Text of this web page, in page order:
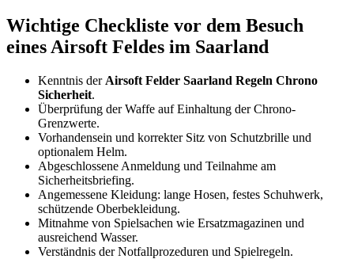
Wichtige Checkliste vor dem Besuch
eines Airsoft Feldes im Saarland
Kenntnis der Airsoft Felder Saarland Regeln Chrono
Sicherheit.
Überprüfung der Waffe auf Einhaltung der Chrono-
Grenzwerte.
Vorhandensein und korrekter Sitz von Schutzbrille und
optionalem Helm.
Abgeschlossene Anmeldung und Teilnahme am
Sicherheitsbriefing.
Angemessene Kleidung: lange Hosen, festes Schuhwerk,
schützende Oberbekleidung.
Mitnahme von Spielsachen wie Ersatzmagazinen und
ausreichend Wasser.
Verständnis der Notfallprozeduren und Spielregeln.